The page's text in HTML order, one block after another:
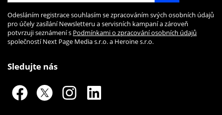
Odesláním registrace souhlasím se zpracováním svých osobních údajů
pro účely zasílání Newsletteru a servisních kampaní a zároveň
potvrzuji seznámení s Podmínkami o zpracování osobních údajů
společností Next Page Media s.r.o. a Heroine s.r.o.
Sledujte nás